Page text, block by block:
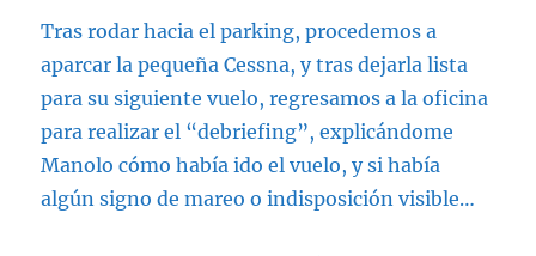
Tras rodar hacia el parking, procedemos a
aparcar la pequeña Cessna, y tras dejarla lista
para su siguiente vuelo, regresamos a la oficina
para realizar el “debriefing”, explicándome
Manolo cómo había ido el vuelo, y si había
algún signo de mareo o indisposición visible…